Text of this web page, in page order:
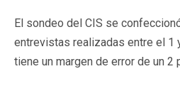
El sondeo del CIS se
entrevistas realizadas entre el 1
tiene un margen de error de un 2